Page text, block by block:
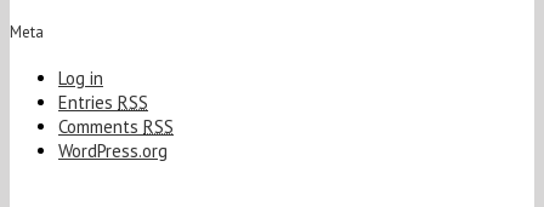
Meta
Log in
Entries RSS
Comments RSS
WordPress.org